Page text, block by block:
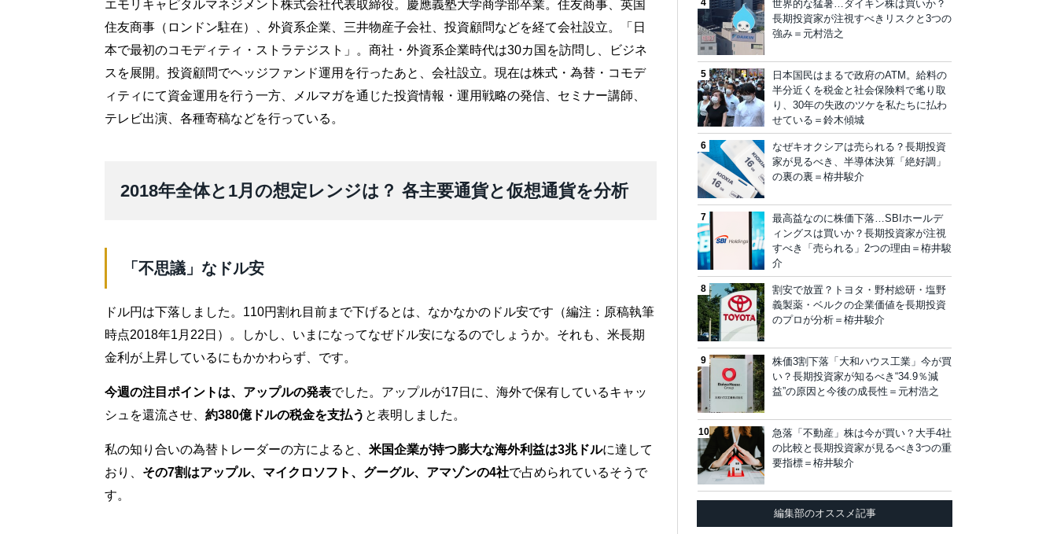
エモリキャピタルマネジメント株式会社代表取締役。慶應義塾大学商学部卒業。住友商事、英国
住友商事（ロンドン駐在）、外資系企業、三井物産子会社、投資顧問などを経て会社設立。「日
本で最初のコモディティ・ストラテジスト」。商社・外資系企業時代は30カ国を訪問し、ビジネ
スを展開。投資顧問でヘッジファンド運用を行ったあと、会社設立。現在は株式・為替・コモデ
ィティにて資金運用を行う一方、メルマガを通じた投資情報・運用戦略の発信、セミナー講師、
テレビ出演、各種寄稿などを行っている。
2018年全体と1月の想定レンジは？ 各主要通貨と仮想通貨を分析
「不思議」なドル安
ドル円は下落しました。110円割れ目前まで下げるとは、なかなかのドル安です（編注：原稿執筆
時点2018年1月22日）。しかし、いまになってなぜドル安になるのでしょうか。それも、米長期
金利が上昇しているにもかかわらず、です。
今週の注目ポイントは、アップルの発表でした。アップルが17日に、海外で保有しているキャッ
シュを還流させ、 約380億ドルの税金を支払う と表明しました。
私の知り合いの為替トレーダーの方によると、 米国企業が持つ膨大な海外利益は3兆ドルに達して
おり、 その7割はアップル、マイクロソフト、グーグル、アマゾンの4社で占められているそうで
す。
世界的な猛暑…ダイキン株は買いか？
長期投資家が注視すべきリスクと3つの
強み＝元村浩之
日本国民はまるで政府のATM。給料の
半分近くを税金と社会保険料で毟り取
り、30年の失政のツケを私たちに払わ
せている＝鈴木傾城
なぜキオクシアは売られる？長期投資
家が見るべき、半導体決算「絶好調」
の裏の裏＝栫井駿介
最高益なのに株価下落…SBIホールデ
ィングスは買いか？長期投資家が注視
すべき「売られる」2つの理由＝栫井駿
介
割安で放置？トヨタ・野村総研・塩野
義製薬・ベルクの企業価値を長期投資
のプロが分析＝栫井駿介
株価3割下落「大和ハウス工業」今が買
い？長期投資家が知るべき“34.9％減
益”の原因と今後の成長性＝元村浩之
急落「不動産」株は今が買い？大手4社
の比較と長期投資家が見るべき3つの重
要指標＝栫井駿介
編集部のオススメ記事